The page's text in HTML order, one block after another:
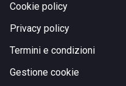
Cookie policy
Privacy policy
Termini e condizioni
Gestione cookie